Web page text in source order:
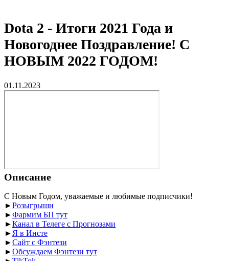
Dota 2 - Итоги 2021 Года и
Новогоднее Поздравление! С
НОВЫМ 2022 ГОДОМ!
01.11.2023
Описание
С Новым Годом, уважаемые и любимые подписчики!
►Розыгрыши
►Фармим БП тут
►Канал в Телеге с Прогнозами
► Я в Инсте
►Сайт с Фэнтези
►Обсуждаем Фэнтези тут